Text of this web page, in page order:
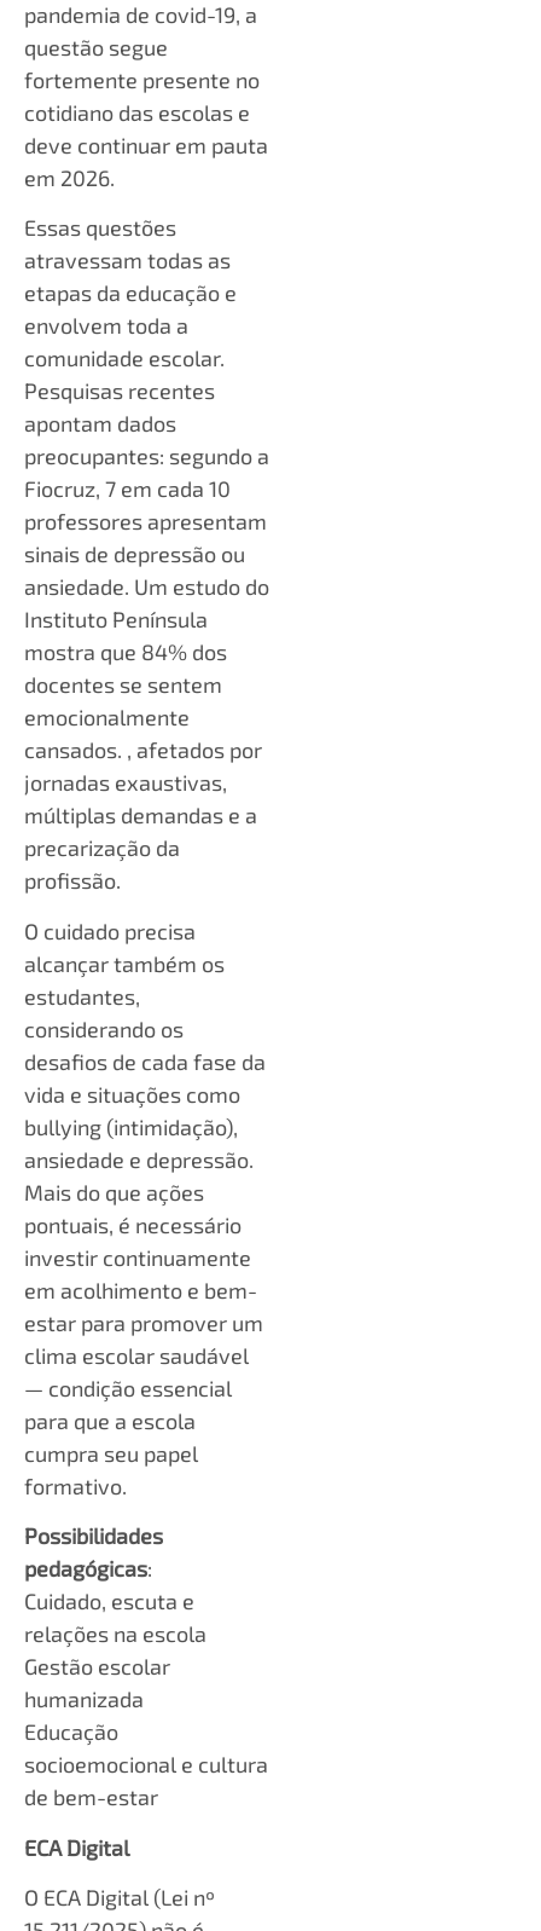
pandemia de covid-19, a
questão segue
fortemente presente no
cotidiano das escolas e
deve continuar em pauta
em 2026.
Essas questões
atravessam todas as
etapas da educação e
envolvem toda a
comunidade escolar.
Pesquisas recentes
apontam dados
preocupantes: segundo a
Fiocruz, 7 em cada 10
professores apresentam
sinais de depressão ou
ansiedade. Um estudo do
Instituto Península
mostra que 84% dos
docentes se sentem
emocionalmente
cansados. , afetados por
jornadas exaustivas,
múltiplas demandas e a
precarização da
profissão.
O cuidado precisa
alcançar também os
estudantes,
considerando os
desafios de cada fase da
vida e situações como
bullying (intimidação),
ansiedade e depressão.
Mais do que ações
pontuais, é necessário
investir continuamente
em acolhimento e bem-
estar para promover um
clima escolar saudável
— condição essencial
para que a escola
cumpra seu papel
formativo.
Possibilidades
pedagógicas:
Cuidado, escuta e
relações na escola
Gestão escolar
humanizada
Educação
socioemocional e cultura
de bem-estar
ECA Digital
O ECA Digital (Lei nº